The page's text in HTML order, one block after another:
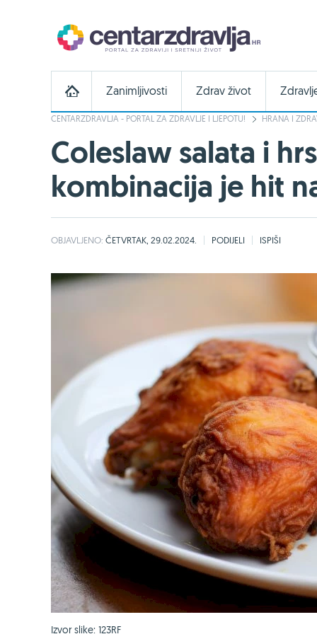
Zanimljivosti Zdrav život
CENTARZDRAVLJA - PORTAL ZA ZDRAVLJE I LJEPOTU! HRANA I
Coleslaw salata i
kombinacija je hit
OBJAVLJENO: ČETVRTAK, 29.02.2024. PODIJELI ISPIŠI
Izvor slike: 123RF